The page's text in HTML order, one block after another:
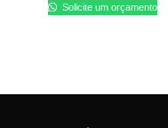
Solicite um orçamento